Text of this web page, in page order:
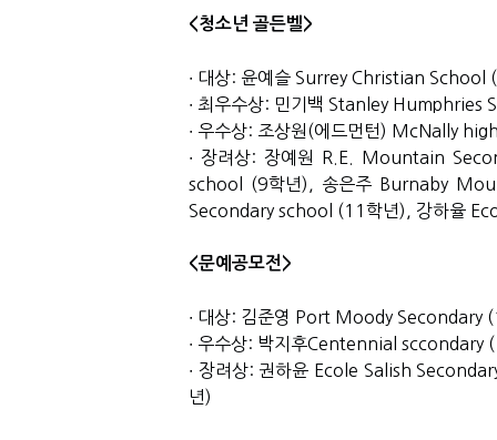
<청소년 골든벨>
∙ 대상: 윤예슬 Surrey Christian School
∙ 최우수상: 민기백 Stanley
∙ 우수상: 조상원(에드먼턴) McNally
∙ 장려상: 장예원 R.E. Mountain
school (9학년), 송은주 Burnaby
Secondary school (11학년), 강하율
<문예공모전>
∙ 대상: 김준영 Port Moody Secondary
∙ 우수상: 박지후Centennial
∙ 장려상: 권하윤 Ecole Salish
년)